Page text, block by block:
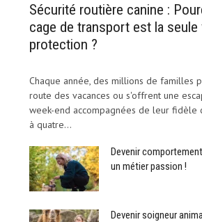
Sécurité routière canine :
cage de transport est la seule
protection ?
Chaque année, des millions de familles
route des vacances ou s'offrent une
week-end accompagnées de leur fidèle
à quatre...
Devenir
un métier passion !
Devenir soigneur